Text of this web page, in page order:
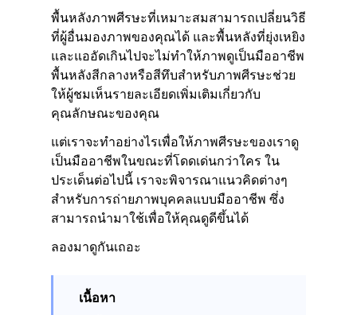
พื้นหลังภาพศีรษะที่เหมาะสมสามารถเปลี่ยนวิธี
ที่ผู้อื่นมองภาพของคุณได้ และพื้นหลังที่ยุ่งเหยิง
และแออัดเกินไปจะไม่ทำให้ภาพดูเป็นมืออาชีพ
พื้นหลังสีกลางหรือสีทึบสำหรับภาพศีรษะช่วย
ให้ผู้ชมเห็นรายละเอียดเพิ่มเติมเกี่ยวกับ
คุณลักษณะของคุณ
แต่เราจะทำอย่างไรเพื่อให้ภาพศีรษะของเราดู
เป็นมืออาชีพในขณะที่โดดเด่นกว่าใคร ใน
ประเด็นต่อไปนี้ เราจะพิจารณาแนวคิดต่างๆ
สำหรับการถ่ายภาพบุคคลแบบมืออาชีพ ซึ่ง
สามารถนำมาใช้เพื่อให้คุณดูดีขึ้นได้
ลองมาดูกันเถอะ
เนื้อหา